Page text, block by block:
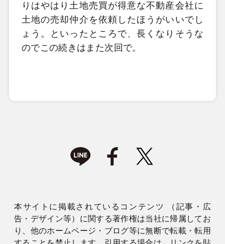
りはやはり土地売買が得意な不動産会社に
土地の売却仲介を依頼したほうがいいでし
ょう。といったところで、長くなりそうな
のでこの続きはまた次回で。
本サイトに掲載されているコンテンツ （記事・広
告・デザイン等）に関する著作権は当社に帰属してお
り、他のホームページ・ブログ等に無断で転載・転用